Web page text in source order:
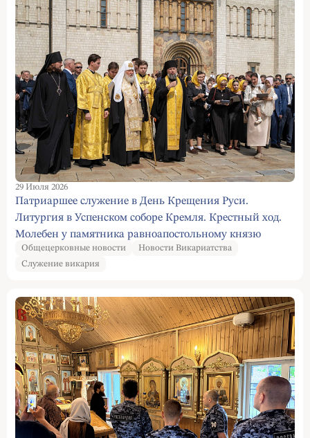
29 Июля 2026
Патриаршее служение в День Крещения Руси.
Литургия в Успенском соборе Кремля. Крестный ход.
Молебен у памятника равноапостольному князю
Владимиру на Боровицкой площади
Общецерковные новости
Новости Викариатства
Служение викария